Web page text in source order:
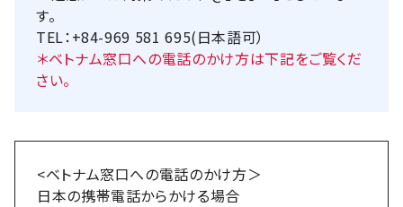
す。
TEL：+84-969 581 695(日本語可）
＊ベトナム窓口への電話のかけ方は下記をご覧くだ
さい。
<ベトナム窓口への電話のかけ方＞
日本の携帯電話からかける場合